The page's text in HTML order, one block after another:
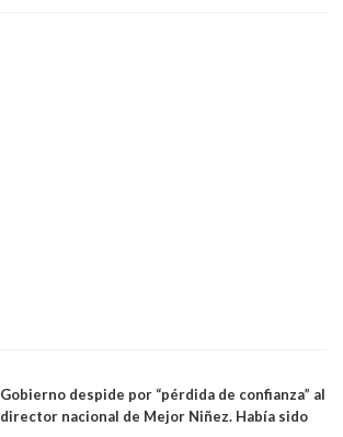
Gobierno despide por “pérdida de confianza” al
director nacional de Mejor Niñez. Había sido